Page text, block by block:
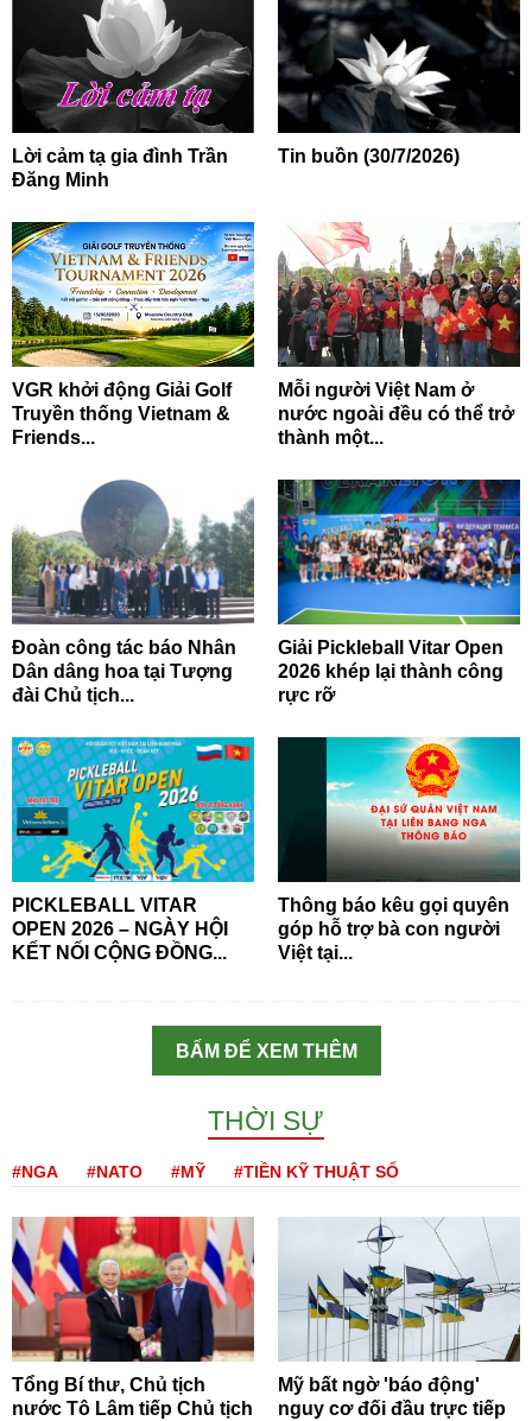
Lời cảm tạ gia đình Trần
Đăng Minh
Tin buồn (30/7/2026)
VGR khởi động Giải Golf
Truyền thống Vietnam &
Friends...
Mỗi người Việt Nam ở
nước ngoài đều có thể trở
thành một...
Đoàn công tác báo Nhân
Dân dâng hoa tại Tượng
đài Chủ tịch...
Giải Pickleball Vitar Open
2026 khép lại thành công
rực rỡ
PICKLEBALL VITAR
OPEN 2026 – NGÀY HỘI
KẾT NỐI CỘNG ĐỒNG...
Thông báo kêu gọi quyên
góp hỗ trợ bà con người
Việt tại...
BẤM ĐỂ XEM THÊM
THỜI SỰ
#NGA #NATO #MỸ #TIỀN KỸ THUẬT SỐ
Tổng Bí thư, Chủ tịch
nước Tô Lâm tiếp Chủ tịch
Mỹ bất ngờ 'báo động'
nguy cơ đối đầu trực tiếp